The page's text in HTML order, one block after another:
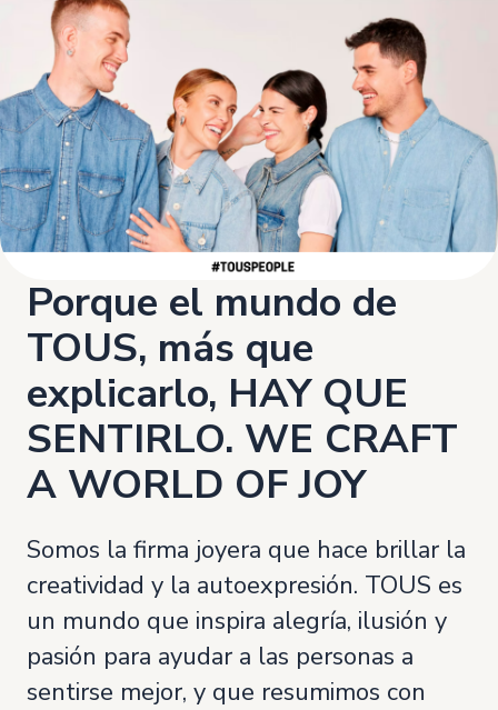
Porque el mundo de
TOUS, más que
explicarlo, HAY QUE
SENTIRLO. WE CRAFT
A WORLD OF JOY
Somos la firma joyera que hace brillar la
creatividad y la autoexpresión. TOUS es
un mundo que inspira alegría, ilusión y
pasión para ayudar a las personas a
sentirse mejor, y que resumimos con